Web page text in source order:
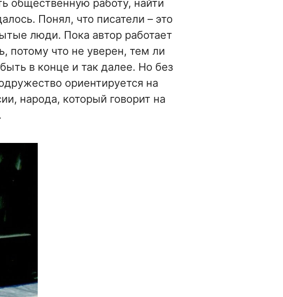
общественную работу, найти
Понял, что писатели – это
люди. Пока автор работает
потому что не уверен, тем ли
в конце и так далее. Но без
ориентируется на
народа, который говорит на